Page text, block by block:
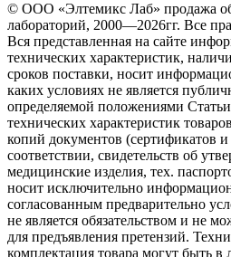
© ООО «Элтемикс Лаб» продажа
лабораторий, 2000—2026гг. Все
Вся представленная на сайте
технических характеристик,
сроков поставки, носит
каких условиях не является
определяемой положениями
технических характеристик
копий документов (сертификатов
соответствии, свидетельств об
медицинские изделия, тех.
носит исключительно
согласованным предварительно
не является обязательством и не
для предъявления претензий.
комплектация товара могут быть